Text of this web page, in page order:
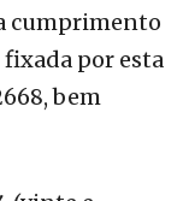
cumprimento
por esta
bem